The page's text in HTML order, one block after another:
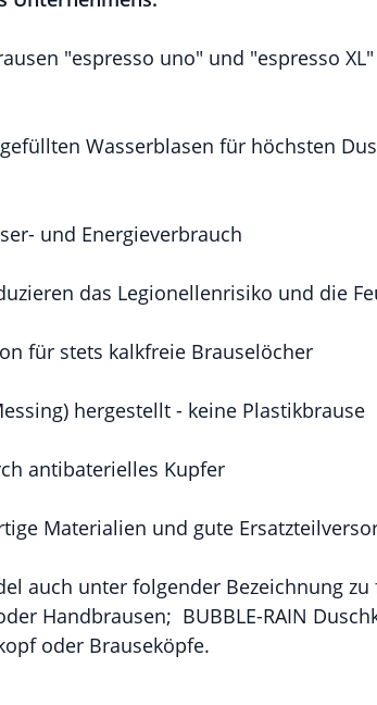
"espresso uno" und "espresso
Wasserblasen für höchsten
und Energieverbrauch
das Legionellenrisiko und die
für stets kalkfreie Brauselöcher
hergestellt - keine Plastikbrause
antibaterielles Kupfer
Materialien und gute
auch unter folgender Bezeichnung zu
Handbrausen; BUBBLE-RAIN
oder Brauseköpfe.